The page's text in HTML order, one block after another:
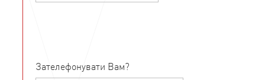
Зателефонувати Вам?